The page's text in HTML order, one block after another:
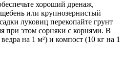
хороший дренаж,
или крупнозернистый
луковиц перекопайте грунт
при этом сорняки с корнями. В
на 1 м²) и компост (10 кг на 1